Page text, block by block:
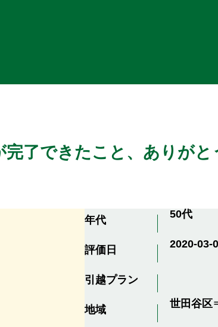
了できたこと、ありがと
年代 50代
評価日 2020-03-
引越プラン
地域 世田谷区